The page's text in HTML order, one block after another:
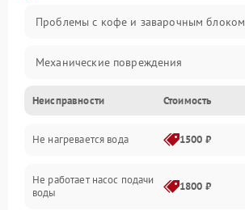
Проблемы с кофе и заварочным блоком
Механические повреждения
Прочие неисправности
Включение и работа
Проблемы с водой
Неисправности Стоимость
Не нагревается вода 1500 ₽
Не работает насос подачи
воды
1800 ₽